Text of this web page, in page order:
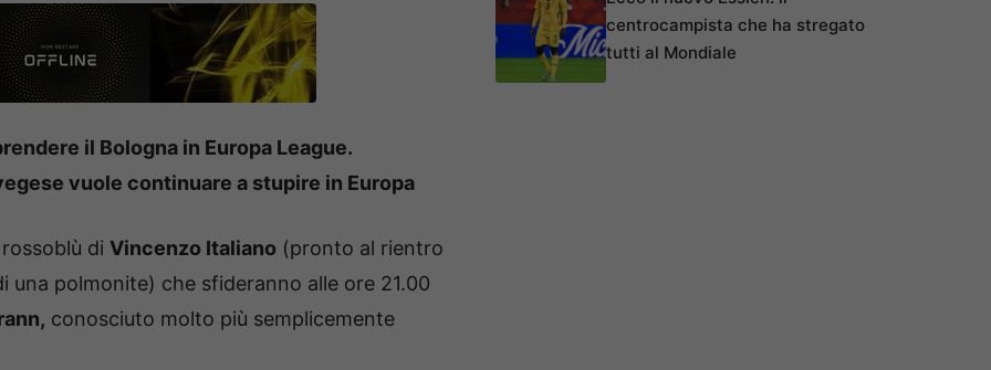
il Bologna in Europa League.
vuole continuare a stupire in Europa
di Vincenzo Italiano (pronto al rientro
una polmonite) che sfideranno alle ore 21.00
conosciuto molto più semplicemente
centrocampista che ha stregato
tutti al Mondiale